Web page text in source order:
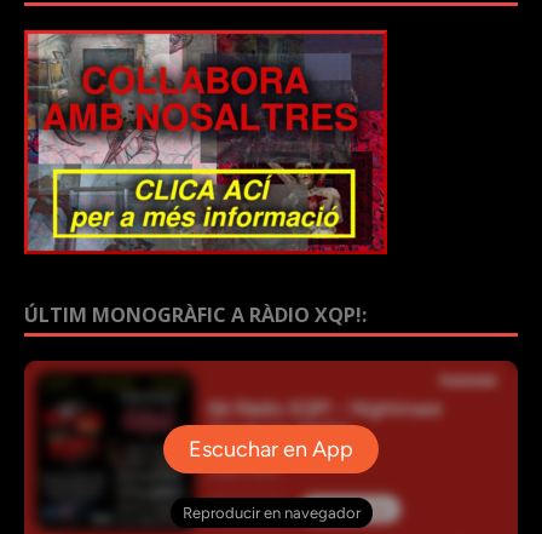
ÚLTIM MONOGRÀFIC A RÀDIO XQP!: